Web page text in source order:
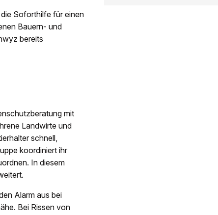
Soforthilfe für einen
Bauern- und
bereits
mit
Landwirte und
schnell,
koordiniert ihr
In diesem
Alarm aus bei
Bei Rissen von